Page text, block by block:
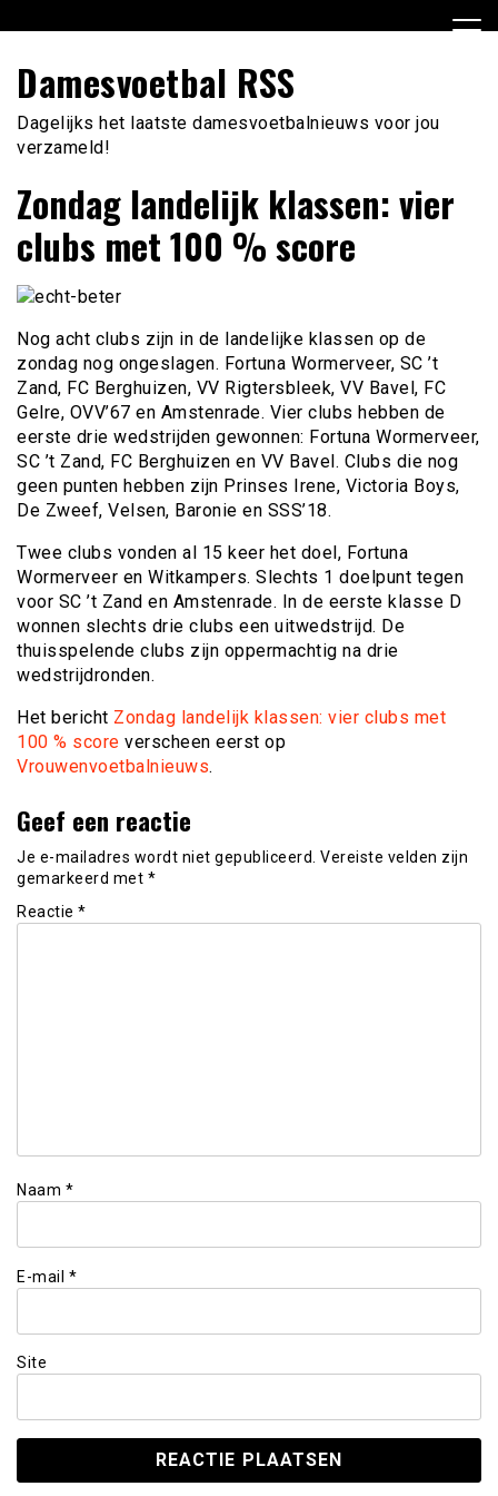
naar
inhoud
Damesvoetbal RSS
Dagelijks het laatste damesvoetbalnieuws voor jou
verzameld!
Zondag landelijk klassen: vier
clubs met 100 % score
Nog acht clubs zijn in de landelijke klassen op de
zondag nog ongeslagen. Fortuna Wormerveer, SC ’t
Zand, FC Berghuizen, VV Rigtersbleek, VV Bavel, FC
Gelre, OVV’67 en Amstenrade. Vier clubs hebben de
eerste drie wedstrijden gewonnen: Fortuna Wormerveer,
SC ’t Zand, FC Berghuizen en VV Bavel. Clubs die nog
geen punten hebben zijn Prinses Irene, Victoria Boys,
De Zweef, Velsen, Baronie en SSS’18.
Twee clubs vonden al 15 keer het doel, Fortuna
Wormerveer en Witkampers. Slechts 1 doelpunt tegen
voor SC ’t Zand en Amstenrade. In de eerste klasse D
wonnen slechts drie clubs een uitwedstrijd. De
thuisspelende clubs zijn oppermachtig na drie
wedstrijdronden.
Het bericht Zondag landelijk klassen: vier clubs met
100 % score verscheen eerst op
Vrouwenvoetbalnieuws.
Geef een reactie
Je e-mailadres wordt niet gepubliceerd. Vereiste velden zijn
gemarkeerd met *
Reactie *
Naam *
E-mail *
Site